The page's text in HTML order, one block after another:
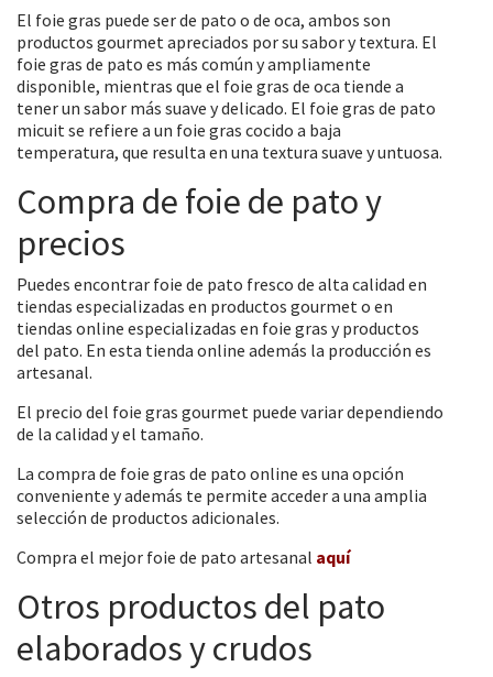
El foie gras puede ser de pato o de oca, ambos son
productos gourmet apreciados por su sabor y textura. El
foie gras de pato es más común y ampliamente
disponible, mientras que el foie gras de oca tiende a
tener un sabor más suave y delicado. El foie gras de pato
micuit se refiere a un foie gras cocido a baja
temperatura, que resulta en una textura suave y untuosa.
Compra de foie de pato y
precios
Puedes encontrar foie de pato fresco de alta calidad en
tiendas especializadas en productos gourmet o en
tiendas online especializadas en foie gras y productos
del pato. En esta tienda online además la producción es
artesanal.
El precio del foie gras gourmet puede variar dependiendo
de la calidad y el tamaño.
La compra de foie gras de pato online es una opción
conveniente y además te permite acceder a una amplia
selección de productos adicionales.
Compra el mejor foie de pato artesanal aquí
Otros productos del pato
elaborados y crudos